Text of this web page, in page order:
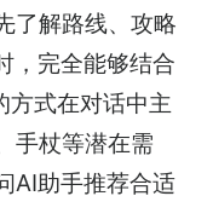
了解路线、攻略
，完全能够结合
式在对话中主
手杖等潜在需
AI助手推荐合适